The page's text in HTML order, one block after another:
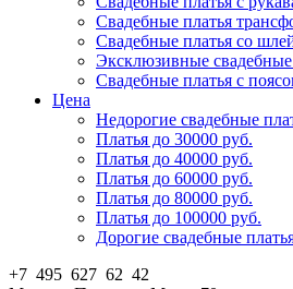
Свадебные платья
Свадебные платья со
Эксклюзивные свадебные
Свадебные платья с
Цена
Недорогие свадебные
Платья до 30000 руб.
Платья до 40000 руб.
Платья до 60000 руб.
Платья до 80000 руб.
Платья до 100000 руб.
Дорогие свадебные
+7 495 627 62 42